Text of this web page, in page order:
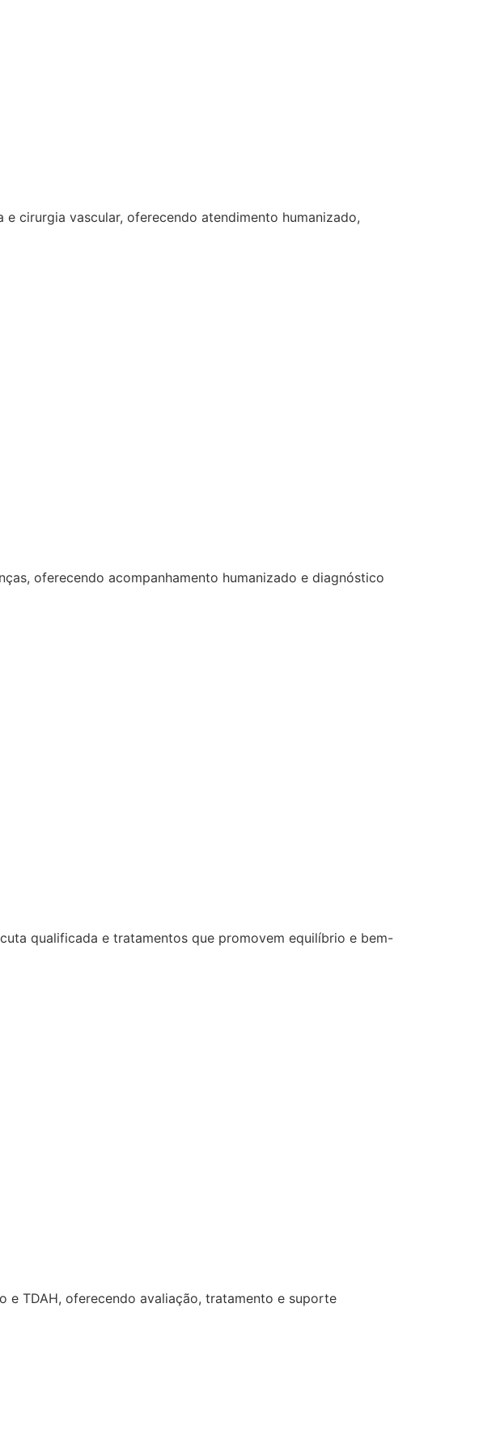
cirurgia vascular, oferecendo atendimento humanizado,
oferecendo acompanhamento humanizado e diagnóstico
qualificada e tratamentos que promovem equilíbrio e bem-
e TDAH, oferecendo avaliação, tratamento e suporte